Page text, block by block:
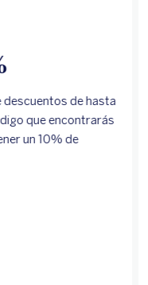
de hasta
que encontrarás
un 10% de